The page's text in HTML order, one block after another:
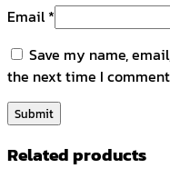
Email*
Save my name,
the next time I
Related products